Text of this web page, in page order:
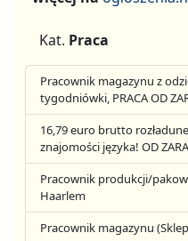
Kat. Praca
Pracownik magazynu z
tygodniówki, PRACA OD
16,79 euro brutto
znajomości języka! OD
Pracownik produkcji/
Haarlem
Pracownik magazynu